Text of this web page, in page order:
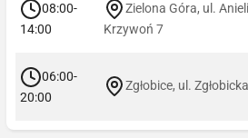
08:00-
14:00
Zielona Góra, ul. Anieli
Krzywoń 7
06:00-
20:00
Zgłobice, ul.